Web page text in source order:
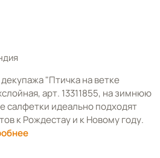
"Птичка на ветке
арт. 13311855, на зимнюю
салфетки идеально подходят
к Рождестау и к Новому году.